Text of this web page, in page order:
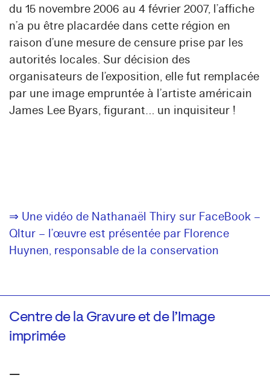
du 15 novembre 2006 au 4 février 2007, l’affiche
n’a pu être placardée dans cette région en
raison d’une mesure de censure prise par les
autorités locales. Sur décision des
organisateurs de l’exposition, elle fut remplacée
par une image empruntée à l’artiste américain
James Lee Byars, figurant… un inquisiteur !
⇒ Une vidéo de Nathanaël Thiry sur FaceBook –
Qltur – l’œuvre est présentée par Florence
Huynen, responsable de la conservation
Centre de la Gravure et de l’Image
imprimée